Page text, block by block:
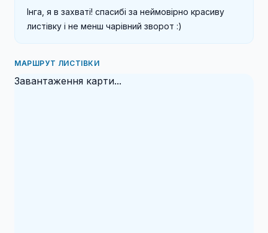
Інга, я в захваті! спасибі за неймовірно красиву
листівку і не менш чарівний зворот :)
МАРШРУТ ЛИСТІВКИ
Завантаження карти...